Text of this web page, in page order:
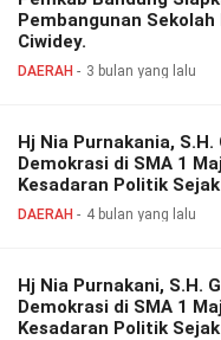
Pembangunan
Ciwidey.
DAERAH 3 bulan yang lalu
Hj Nia Purnakania,
Demokrasi di SMA 1
Kesadaran Politik
DAERAH 4 bulan yang lalu
Hj Nia Purnakani, S.H.
Demokrasi di SMA 1
Kesadaran Politik